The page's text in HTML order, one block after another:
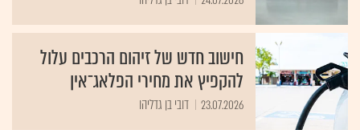
חישוב חדש של זיהום הרכבים עלול
להקפיץ את מחירי הפלאג־אין
23.07.2026 דובי בן גדליהו